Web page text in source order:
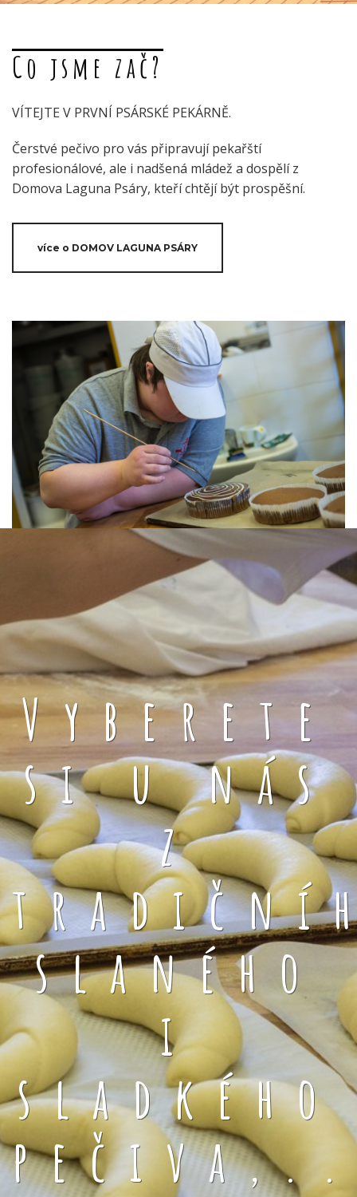
Co jsme zač?
VÍTEJTE V PRVNÍ PSÁRSKÉ PEKÁRNĚ.
Čerstvé pečivo pro vás připravují pekařští
profesionálové, ale i nadšená mládež a dospělí z
Domova Laguna Psáry, kteří chtějí být prospěšní.
více o DOMOV LAGUNA PSÁRY
Vyberete
si u nás
z
slaného
i
sladkého